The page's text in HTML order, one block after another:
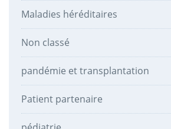
Maladies héréditaires
Non classé
pandémie et transplantation
Patient partenaire